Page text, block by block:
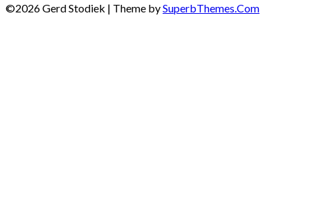
©2026 Gerd Stodiek | Theme bySuperbThemes.Com